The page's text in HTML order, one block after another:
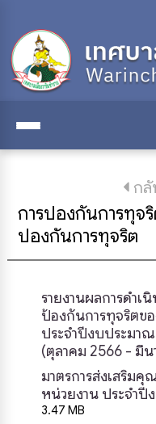
กลั
การป้องกันการทุจ
ป้องกันการทุจริต
รายงานผลการดำ
ป้องกันการทุจริตขอ
ประจำปีงบประมา
(ตุลาคม 2566 - มี
มาตรการส่งเสริมคุ
หน่วยงาน ประจำ
3.47 MB